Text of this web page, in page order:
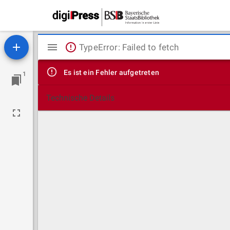
1
Mirador
Viewer
TypeError: Failed to fetch
Es ist ein Fehler aufgetreten
Technische Details